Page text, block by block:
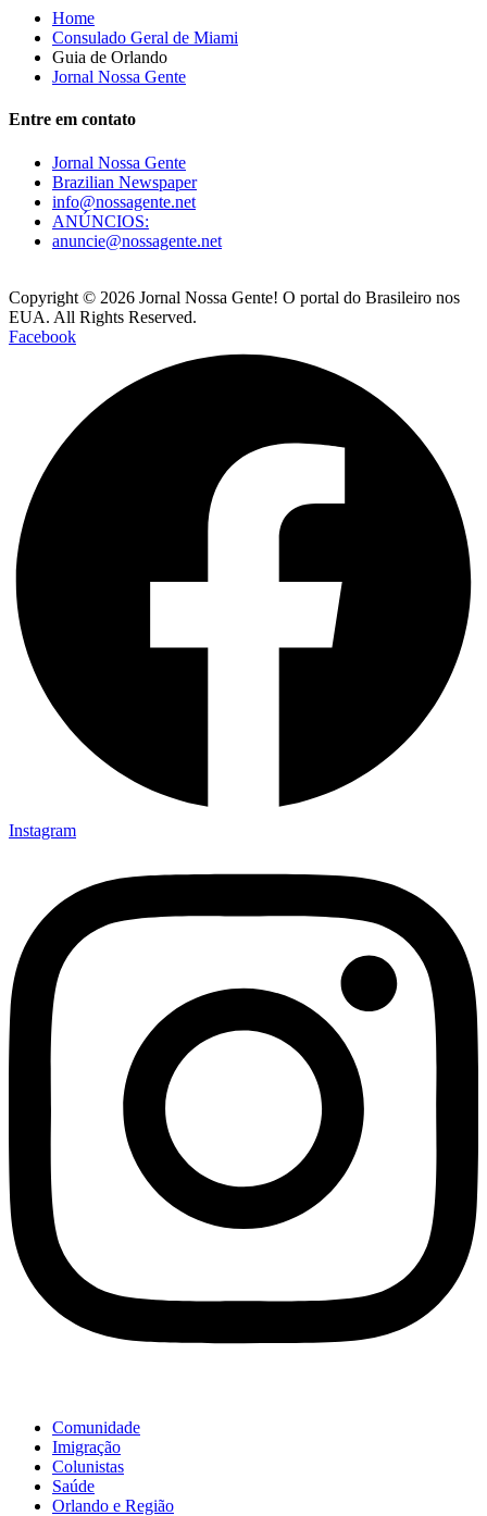
Home
Consulado Geral de Miami
Guia de Orlando
Jornal Nossa Gente
Entre em contato
Jornal Nossa Gente
Brazilian Newspaper
info@nossagente.net
ANÚNCIOS:
anuncie@nossagente.net
Copyright © 2026 Jornal Nossa Gente! O portal do Brasileiro nos
EUA. All Rights Reserved.
Facebook
Instagram
Comunidade
Imigração
Colunistas
Saúde
Orlando e Região